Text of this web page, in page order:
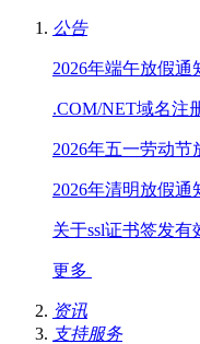
公告
2026年端午放假通
.COM/NET域名注
2026年五一劳动节
2026年清明放假通
关于ssl证书签发有
更多
资讯
支持服务